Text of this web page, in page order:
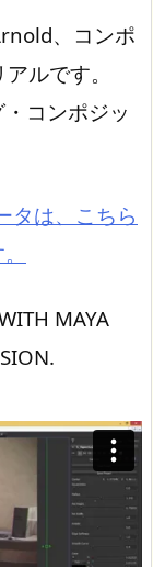
、コンポ
ルです。
コンポジッ
タは、こちら
MAYA